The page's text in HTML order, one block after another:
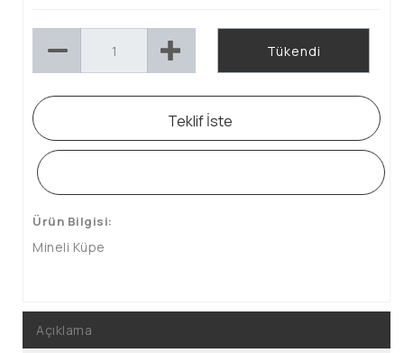
Tükendi
Teklif İste
Ürün Bilgisi:
Mineli Küpe
Açıklama